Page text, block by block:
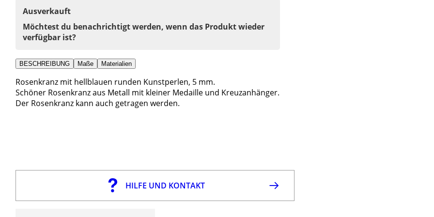
Ausverkauft
Möchtest du benachrichtigt werden, wenn das Produkt wieder
verfügbar ist?
BESCHREIBUNG Maße Materialien
Rosenkranz mit hellblauen runden Kunstperlen, 5 mm.
Schöner Rosenkranz aus Metall mit kleiner Medaille und Kreuzanhänger.
Der Rosenkranz kann auch getragen werden.
HILFE UND KONTAKT